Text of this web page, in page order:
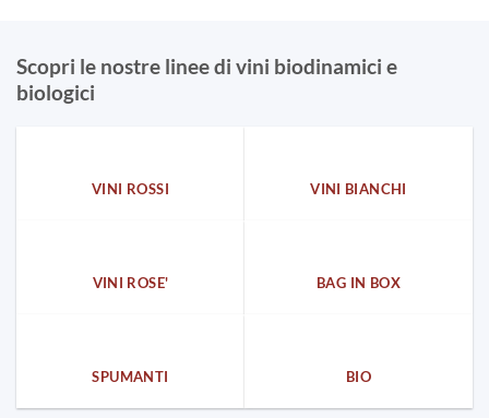
Scopri le nostre linee di vini biodinamici e
biologici
VINI ROSSI VINI BIANCHI
VINI ROSE' BAG IN BOX
SPUMANTI BIO